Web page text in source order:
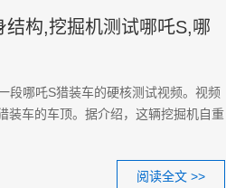
构,挖掘机测试哪吒S,哪
段哪吒S猎装车的硬核测试视频。视频
装车的车顶。据介绍，这辆挖掘机自重
阅读全文 >>